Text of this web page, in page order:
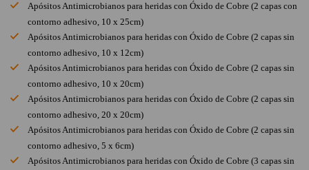
Apósitos Antimicrobianos para heridas con Óxido de Cobre (2 capas con
contorno adhesivo, 10 x 25cm)
Apósitos Antimicrobianos para heridas con Óxido de Cobre (2 capas sin
contorno adhesivo, 10 x 12cm)
Apósitos Antimicrobianos para heridas con Óxido de Cobre (2 capas sin
contorno adhesivo, 10 x 20cm)
Apósitos Antimicrobianos para heridas con Óxido de Cobre (2 capas sin
contorno adhesivo, 20 x 20cm)
Apósitos Antimicrobianos para heridas con Óxido de Cobre (2 capas sin
contorno adhesivo, 5 x 6cm)
Apósitos Antimicrobianos para heridas con Óxido de Cobre (3 capas sin